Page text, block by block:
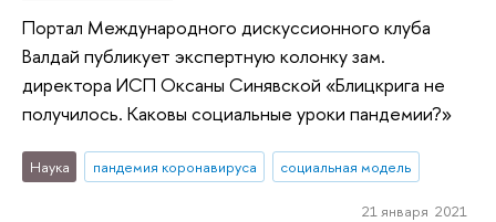
Портал Международного дискуссионного клуба
Валдай публикует экспертную колонку зам.
директора ИСП Оксаны Синявской «Блицкрига не
получилось. Каковы социальные уроки пандемии?»
Наука пандемия коронавируса социальная модель
21 января 2021